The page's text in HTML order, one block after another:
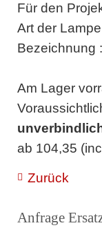
Für den
Art der
Bezeichnung
Am Lager
ab 104,35
Zurück
Anfrage